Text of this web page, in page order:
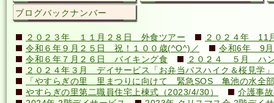
ブログバックナンバー
２０２３年 １１月２８日 外食ツアー
２０２４年 11
令和６年９月２５日 祝！１００歳(^O^)／
令和6年 9
令和６年７月２６日 バイキング食
２０２４ ５月 ハ
２０２４年３月 デイサービス「お弁当バスハイク＆桜見学」
「やすらぎの里 里まつりに向けて 緊急SOS 亀池の水全
やすらぎの里第二職員住宅上棟式（2023/4/30）
介護事